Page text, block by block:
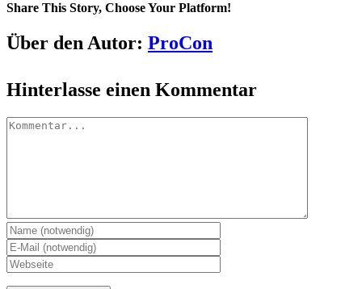
Share This Story, Choose Your Platform!
Facebook
X
Reddit
LinkedIn
Tumblr
Pinterest
Vk
E-
Mail
Über den Autor: ProCon
Hinterlasse einen Kommentar
Kommentar